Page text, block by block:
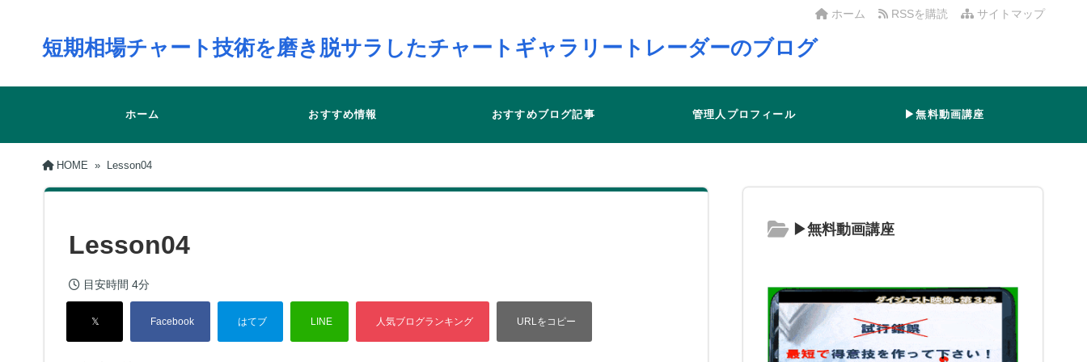
サイトマップ
RSSを購読
ホーム
短期相場チャート技術を磨き脱サラしたチャートギャラリートレーダーのブログ
ホーム おすすめ情報 おすすめブログ記事 管理人プロフィール ▶無料動画講座
HOME » Lesson04
Lesson04
目安時間 4分
▶無料動画講座